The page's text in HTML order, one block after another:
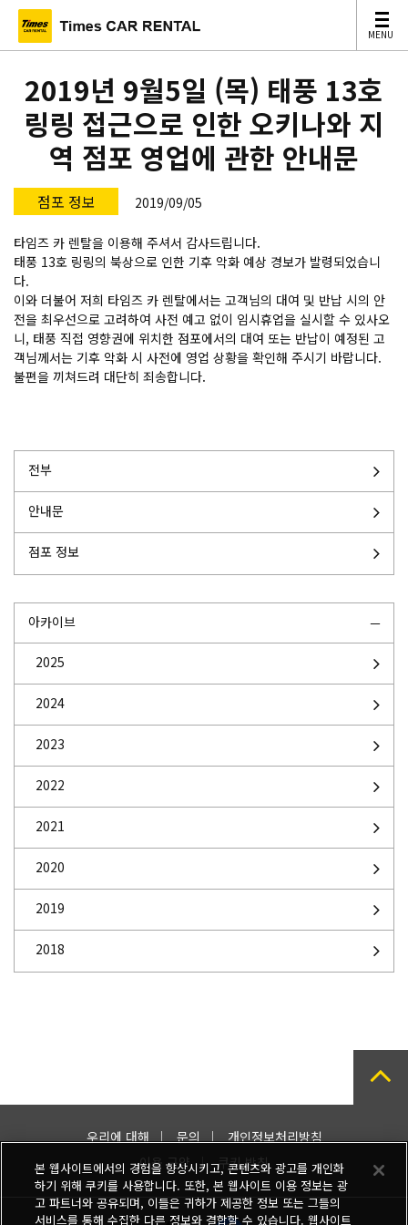
MENU
MENU
2019년 9월5일 (목) 태풍 13호
링링 접근으로 인한 오키나와 지
역 점포 영업에 관한 안내문
점포 정보 2019/09/05
타임즈 카 렌탈을 이용해 주셔서 감사드립니다.
태풍 13호 링링의 북상으로 인한 기후 악화 예상 경보가 발령되었습니
다.
이와 더불어 저희 타임즈 카 렌탈에서는 고객님의 대여 및 반납 시의 안
전을 최우선으로 고려하여 사전 예고 없이 임시휴업을 실시할 수 있사오
니, 태풍 직접 영향권에 위치한 점포에서의 대여 또는 반납이 예정된 고
객님께서는 기후 악화 시 사전에 영업 상황을 확인해 주시기 바랍니다.
불편을 끼쳐드려 대단히 죄송합니다.
전부
안내문
점포 정보
아카이브
2025
2024
2023
2022
2021
2020
2019
2018
우리에 대해 문의
개인정보처리방침
이용 규약
쿠키 방침
본 웹사이트에서의 경험을 향상시키고, 콘텐츠와 광고를 개인화
하기 위해 쿠키를 사용합니다. 또한, 본 웹사이트 이용 정보는 광
고 파트너와 공유되며, 이들은 귀하가 제공한 정보 또는 그들의
서비스를 통해 수집한 다른 정보와 결합할 수 있습니다. 웹사이트